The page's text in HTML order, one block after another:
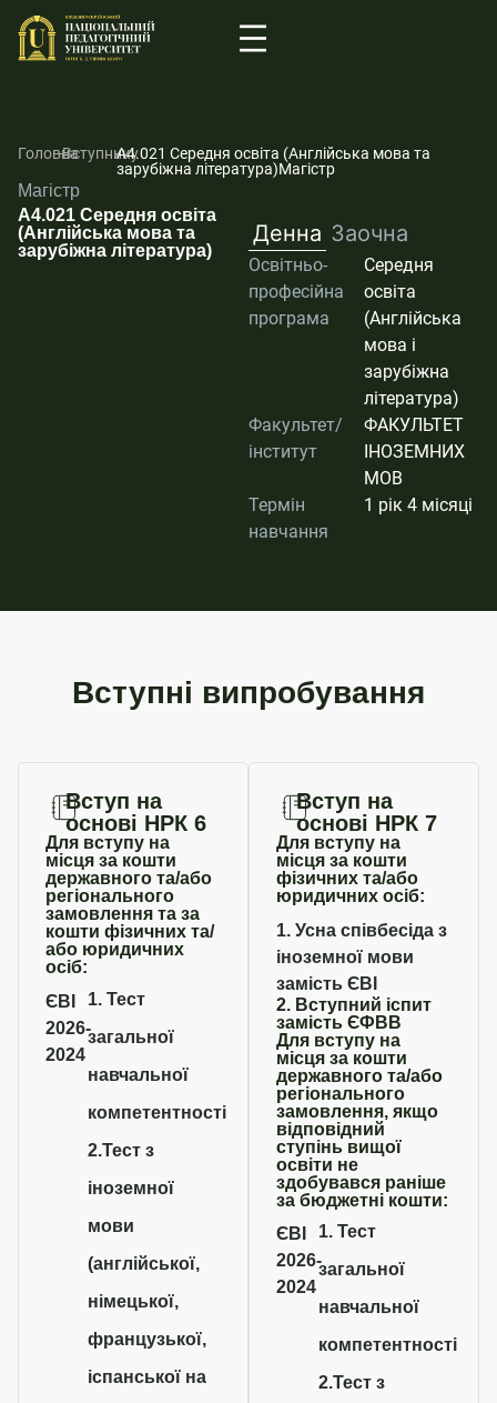
Головна
-Вступнику
-А4.021 Середня освіта (Англійська мова та
зарубіжна література)Магістр
Магістр
А4.021 Середня освіта
(Англійська мова та
зарубіжна література)
Денна Заочна
Освітньо-
професійна
програма
Середня
освіта
(Англійська
мова і
зарубіжна
література)
Факультет/
інститут
ФАКУЛЬТЕТ
ІНОЗЕМНИХ
МОВ
Термін
навчання
1 рік 4 місяці
Вступні випробування
Вступ на
основі НРК 6
Для вступу на
місця за кошти
державного та/або
регіонального
замовлення та за
кошти фізичних та/
або юридичних
осіб:
ЄВІ
2026-
2024
1. Тест
загальної
навчальної
компетентності
2.Тест з
іноземної
мови
(англійської,
німецької,
французької,
іспанської на
Вступ на
основі НРК 7
Для вступу на
місця за кошти
фізичних та/або
юридичних осіб:
1. Усна співбесіда з
іноземної мови
замість ЄВІ
2. Вступний іспит
замість ЄФВВ
Для вступу на
місця за кошти
державного та/або
регіонального
замовлення, якщо
відповідний
ступінь вищої
освіти не
здобувався раніше
за бюджетні кошти:
ЄВІ
2026-
2024
1. Тест
загальної
навчальної
компетентності
2.Тест з